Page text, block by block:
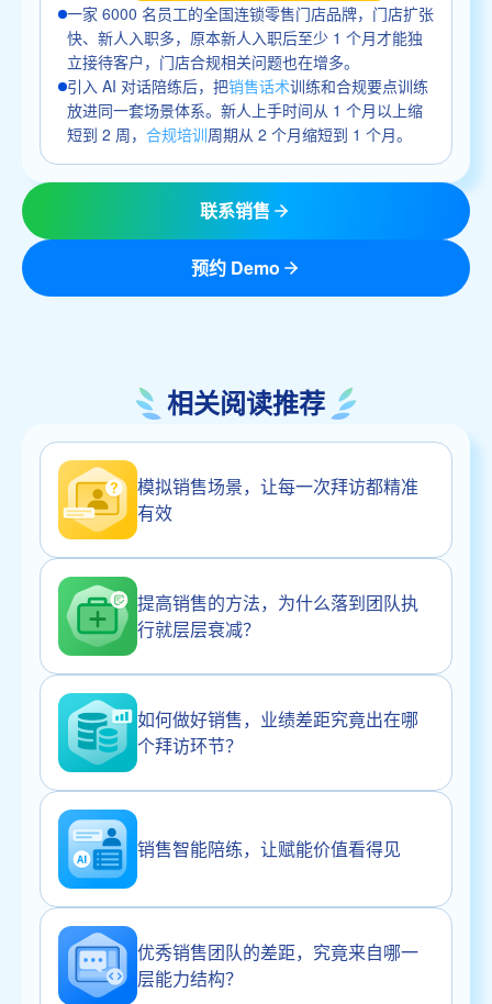
一家 6000 名员工的全国连锁零售门店品牌，门店扩张
快、新人入职多，原本新人入职后至少 1 个月才能独
立接待客户，门店合规相关问题也在增多。
引入 AI 对话陪练后，把销售话术训练和合规要点训练
放进同一套场景体系。新人上手时间从 1 个月以上缩
短到 2 周， 合规培训周期从 2 个月缩短到 1 个月。
联系销售
预约 Demo
相关阅读推荐
模拟销售场景，让每一次拜访都精准
有效
提高销售的方法，为什么落到团队执
行就层层衰减？
如何做好销售，业绩差距究竟出在哪
个拜访环节？
销售智能陪练，让赋能价值看得见
优秀销售团队的差距，究竟来自哪一
层能力结构？